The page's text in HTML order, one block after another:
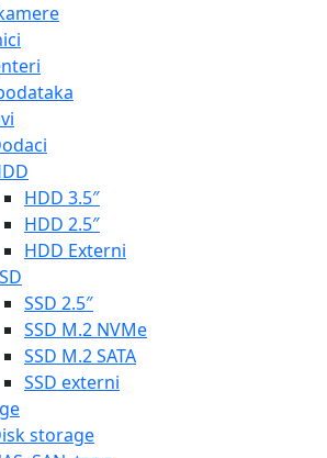
HDD 3.5″
HDD 2.5″
HDD Externi
SSD 2.5″
SSD M.2 NVMe
SSD M.2 SATA
SSD externi
storage